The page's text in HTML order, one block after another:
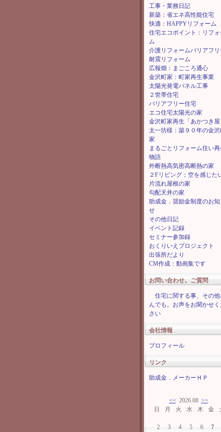
工事・業務日記
新築：省エネ高性能住宅
快適：HAPPYリフォーム
住宅エコポイント：リフォ
ム
介護リフォームバリアフリ
耐震リフォーム
広報畑：まごころ通心
金沢町家：町家再生事業
太陽光発電パネル工事
２世帯住宅
バリアフリー住宅
エコ住宅太陽光の家
金沢町家再生「あかつき屋
太一坊様：築９０年の金
家
まるごとリフォーム住い再
物語
外断熱高気密高断熱の家
２Fリビング；空を感じた
片流れ屋根の家
勾配天井の家
助成金．奨励金制度のお知
せ
その他日記
イベント記録
セミナー参加録
おくりいえプロジェクト
出張所だより
CM作成：動画集です
お問い合わせ。ご質問
住宅に関する事、その他
んでも。お声をお聞かせ
さい
会社情報
プロフィール
リンク
助成金．メーカーＨＰ
<< 2026.08 >>
日
2
月
3
火
4
水
5
木
6
金
7